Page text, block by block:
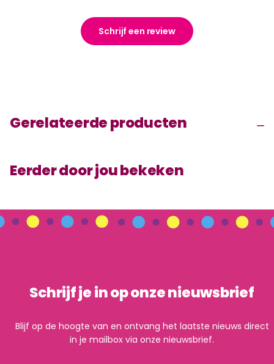
Schrijf een review
Gerelateerde producten
Eerder door jou bekeken
Schrijf je in op onze nieuwsbrief
Blijf op de hoogte van en ontvang het laatste nieuws direct
in je mailbox via onze nieuwsbrief.